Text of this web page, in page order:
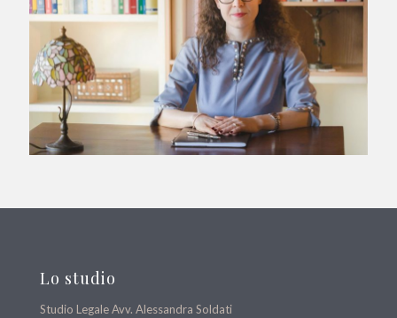
Lo studio
Studio Legale Avv. Alessandra Soldati